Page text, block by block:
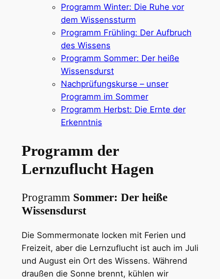
Programm Winter: Die Ruhe vor
dem Wissenssturm
Programm Frühling: Der Aufbruch
des Wissens
Programm Sommer: Der heiße
Wissensdurst
Nachprüfungskurse – unser
Programm im Sommer
Programm Herbst: Die Ernte der
Erkenntnis
Programm der
Lernzuflucht Hagen
Programm Sommer: Der heiße
Wissensdurst
Die Sommermonate locken mit Ferien und
Freizeit, aber die Lernzuflucht ist auch im Juli
und August ein Ort des Wissens. Während
draußen die Sonne brennt, kühlen wir